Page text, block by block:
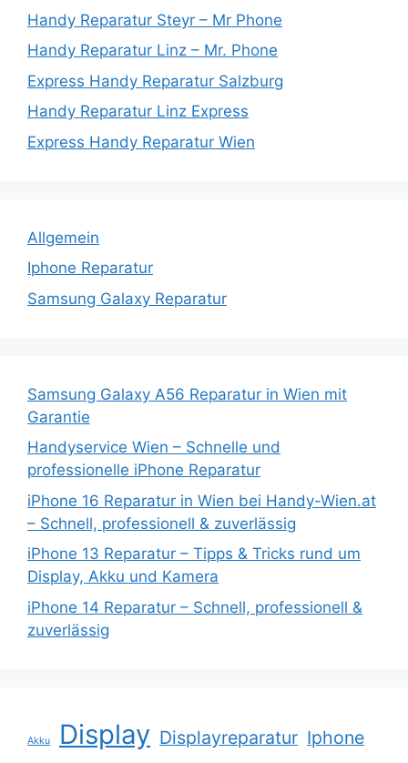
Handy Reparatur Steyr – Mr Phone
Handy Reparatur Linz – Mr. Phone
Express Handy Reparatur Salzburg
Handy Reparatur Linz Express
Express Handy Reparatur Wien
Allgemein
Iphone Reparatur
Samsung Galaxy Reparatur
Samsung Galaxy A56 Reparatur in Wien mit
Garantie
Handyservice Wien – Schnelle und
professionelle iPhone Reparatur
iPhone 16 Reparatur in Wien bei Handy-Wien.at
– Schnell, professionell & zuverlässig
iPhone 13 Reparatur – Tipps & Tricks rund um
Display, Akku und Kamera
iPhone 14 Reparatur – Schnell, professionell &
zuverlässig
Akku Display Displayreparatur Iphone